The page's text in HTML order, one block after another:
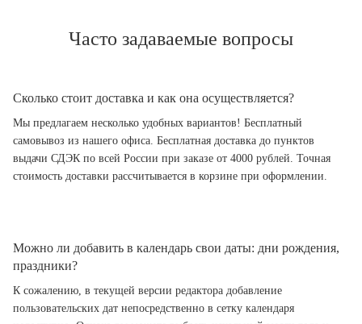
Часто задаваемые вопросы
Сколько стоит доставка и как она осуществляется?
Мы предлагаем несколько удобных вариантов! Бесплатный
самовывоз из нашего офиса. Бесплатная доставка до пунктов
выдачи СДЭК по всей России при заказе от 4000 рублей. Точная
стоимость доставки рассчитывается в корзине при оформлении.
Можно ли добавить в календарь свои даты: дни рождения,
праздники?
К сожалению, в текущей версии редактора добавление
пользовательских дат непосредственно в сетку календаря